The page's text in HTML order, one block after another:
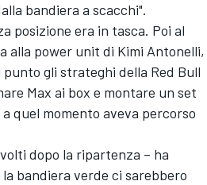
bandiera a scacchi".
posizione era in tasca. Poi al
alla power unit di Kimi Antonelli,
gli strateghi della Red Bull
Max ai box e montare un set
quel momento aveva percorso
dopo la ripartenza – ha
bandiera verde ci sarebbero